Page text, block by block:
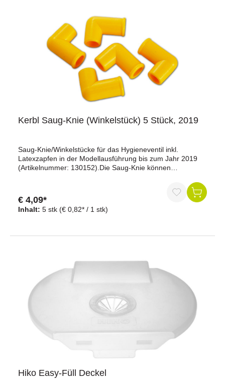
Kerbl Saug-Knie (Winkelstück) 5 Stück, 2019
Saug-Knie/Winkelstücke für das Hygieneventil inkl.
Latexzapfen in der Modellausführung bis zum Jahr 2019
(Artikelnummer: 130152).Die Saug-Knie können
Inhalt: 5 stk (€ 0,82* / 1 stk)
€ 4,09*
Hiko Easy-Füll Deckel